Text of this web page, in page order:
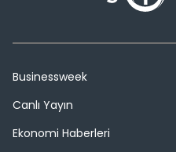
Businessweek
Canlı Yayın
Ekonomi Haberleri